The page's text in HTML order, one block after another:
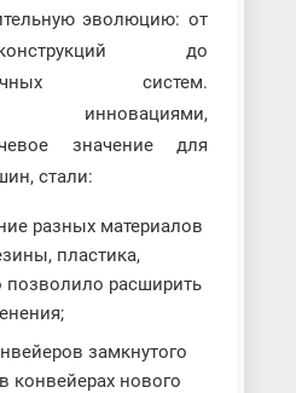
эволюцию: от
до
систем.
инновациями,
значение для
стали:
разных материалов
пластика,
позволило расширить
замкнутого
конвейерах нового